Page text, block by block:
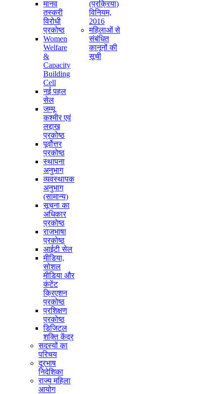
मानव
तस्करी
विरोधी
प्रकोष्ठ
Women
Welfare
&
Capacity
Building
Cell
नई पहल
सेल
जम्मू
कश्मीर एवं
लद्दाख
प्रकोष्ठ
पूर्वोत्तर
प्रकोष्ठ
स्थापना
अनुभाग
व्यवस्थापक
अनुभाग
(सामान्य)
सूचना का
अधिकार
प्रकोष्ठ
राजभाषा
प्रकोष्ठ
आईटी सेल
मीडिया,
सोशल
मीडिया और
कंटेंट
क्रिएशन
प्रकोष्ठ
प्रशिक्षण
प्रकोष्ठ
डिजिटल
शक्ति केंद्र
सदस्यों का
परिचय
दूरभाष
निदेशिका
राज्य महिला
आयोग
(प्रक्रिया)
विनियम,
2016
महिलाओं से
संबंधित
कानूनों की
सूची